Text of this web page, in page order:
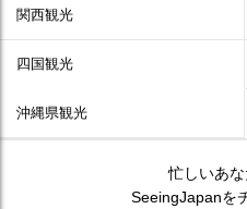
関西観光
四国観光
沖縄県観光
忙しいあ
SeeingJapanを